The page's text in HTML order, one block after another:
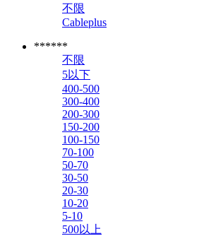
不限
Cableplus
******
不限
5以下
400-500
300-400
200-300
150-200
100-150
70-100
50-70
30-50
20-30
10-20
5-10
500以上